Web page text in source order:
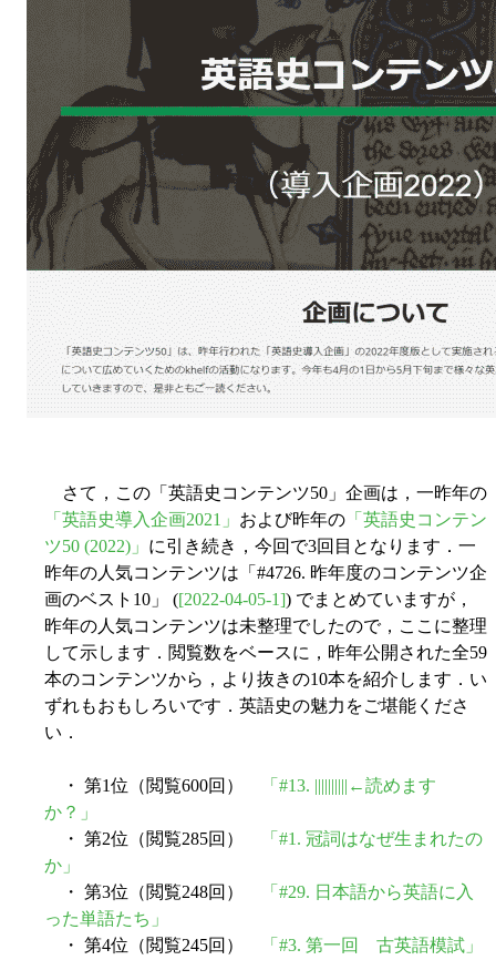
さて，この「英語史コンテンツ50」企画は，一昨年の
「英語史導入企画2021」 および昨年の 「英語史コンテン
ツ50 (2022)」 に引き続き，今回で3回目となります．一
昨年の人気コンテンツは「#4726. 昨年度のコンテンツ企
画のベスト10」 ([2022-04-05-1]) でまとめていますが，
昨年の人気コンテンツは未整理でしたので，ここに整理
して示します．閲覧数をベースに，昨年公開された全59
本のコンテンツから，より抜きの10本を紹介します．い
ずれもおもしろいです．英語史の魅力をご堪能くださ
い．
・ 第1位（閲覧600回）
「#13. ||||||||||←読めます
か？」
・ 第2位（閲覧285回）
「#1. 冠詞はなぜ生まれたの
か」
・ 第3位（閲覧248回）
「#29. 日本語から英語に入
った単語たち」
・ 第4位（閲覧245回）
「#3. 第一回 古英語模試」